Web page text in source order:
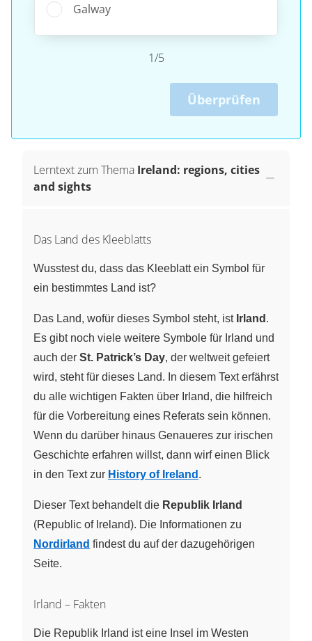
Galway
1/5
Überprüfen
Lerntext zum Thema Ireland: regions, cities
and sights
Das Land des Kleeblatts
Wusstest du, dass das Kleeblatt ein Symbol für
ein bestimmtes Land ist?
Das Land, wofür dieses Symbol steht, ist Irland .
Es gibt noch viele weitere Symbole für Irland und
auch der St. Patrick’s Day, der weltweit gefeiert
wird, steht für dieses Land. In diesem Text erfährst
du alle wichtigen Fakten über Irland, die hilfreich
für die Vorbereitung eines Referats sein können.
Wenn du darüber hinaus Genaueres zur irischen
Geschichte erfahren willst, dann wirf einen Blick
in den Text zur History of Ireland .
Dieser Text behandelt die Republik Irland
(Republic of Ireland). Die Informationen zu
Nordirland findest du auf der dazugehörigen
Seite.
Irland – Fakten
Die Republik Irland ist eine Insel im Westen